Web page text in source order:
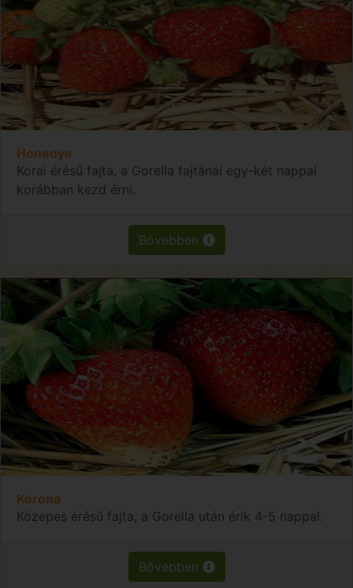
Honeoye
Korai érésű fajta, a Gorella fajtánál egy-két nappal
korábban kezd érni.
Bővebben
Korona
Közepes érésű fajta, a Gorella után érik 4-5 nappal.
Bővebben